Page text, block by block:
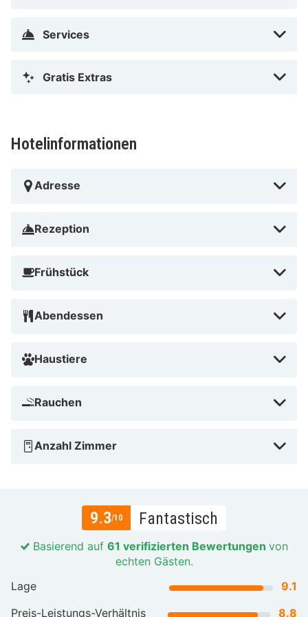
Denkmälern und alten Kirchen vorbei. Fahrradfahrer
Egal, wofür du dich entscheidenst, das Schloss Hotel
Sauerland und seine Besonderheiten zu erkunden.
Services
Gratis Extras
Hotelinformationen
Adresse
Rezeption
Frühstück
Abendessen
Haustiere
Rauchen
Anzahl Zimmer
9.3/10 Fantastisch
Basierend auf 61 verifizierten Bewertungen von
echten Gästen.
Lage
9.1
Preis-Leistungs-Verhältnis
8.8